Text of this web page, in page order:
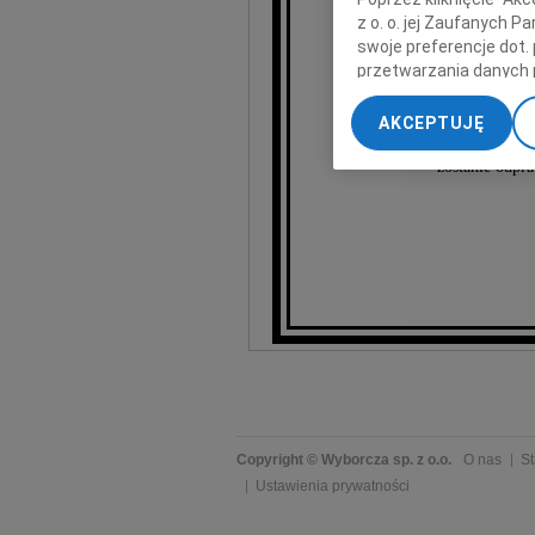
w kościele pw.
w dniu 30
zostanie
Copyright © Wyborcza sp. z o.o. O nas
Ustawienia prywatności
z o. o. jej Zaufanych
swoje preferencje dot.
przetwarzania danych
„Ustawienia
My, nasi Zaufani
dokładnych danych
Przechowywanie
treści, badnie
AKCEPTUJĘ